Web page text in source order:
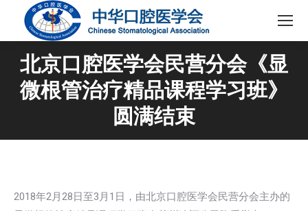
北京口腔医学会民营分会《显
微根管治疗精品课程学习班》
圆满结束
2018年2月28日至3月1日，由北京口腔医学会民营分会主办的